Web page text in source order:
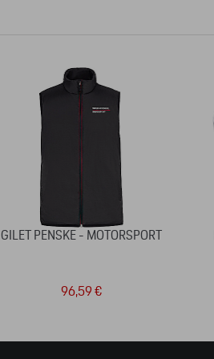
GILET PENSKE - MOTORSPORT
96,59 €